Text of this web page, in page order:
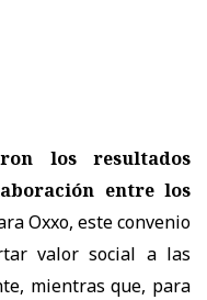
los resultados
entre los
Oxxo, este convenio
valor social a las
mientras que, para